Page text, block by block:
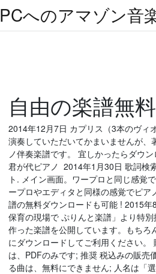
PCへのアマゾン音
自由の楽譜無
2014年12月7日 カプリス（3本のヴィ
演奏していただいてかまいませんが
ノ伴奏楽譜です。 宜しかったらダウ
君が代ピアノ 2014年1月30日 歌詞検
ト. メイン画面。ワープロと同じ感覚
ープロやエディタと同様の感覚でピ
譜の無料ダウンロードも可能 ! 2015
保育の現場で ぷりんと楽譜」より特
作った楽譜を公開しています。もち
にダウンロードしてご利用ください
は、PDFのみです; 推奨 税込みの販売
る曲は、無料にできません; 人名は「